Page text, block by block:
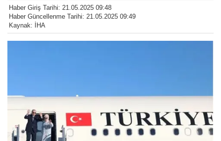
Haber Giriş Tarihi: 21.05.2025 09:48
Haber Güncellenme Tarihi: 21.05.2025 09:49
Kaynak: İHA